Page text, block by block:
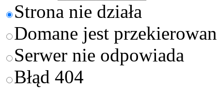
Strona nie działa
Domane jest
Serwer nie odpowiada
Błąd 404